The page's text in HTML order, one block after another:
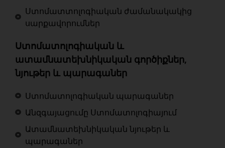
Ստոմատտոլոգիական ժամանակակից
սարքավորումներ
Ստոմատոլոգիական և
ատամնատեխնիկական գործիքներ,
նյութեր և պարագաներ
Ստոմատոլոգիական պարագաներ
Անզգայացումը Ստոմատոլոգիայում
Ատամնատեխնիկական նյութեր և
պարագաներ